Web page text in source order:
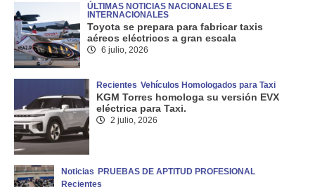
ÚLTIMAS NOTICIAS NACIONALES E
INTERNACIONALES
Toyota se prepara para fabricar taxis
aéreos eléctricos a gran escala
6 julio, 2026
Recientes Vehículos Homologados para Taxi
KGM Torres homologa su versión EVX
eléctrica para Taxi.
2 julio, 2026
Noticias PRUEBAS DE APTITUD PROFESIONAL
Recientes